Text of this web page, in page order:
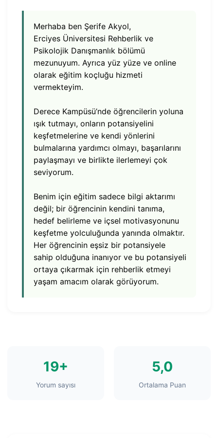
Merhaba ben Şerife Akyol,
Erciyes Üniversitesi Rehberlik ve
Psikolojik Danışmanlık bölümü
mezunuyum. Ayrıca yüz yüze ve online
olarak eğitim koçluğu hizmeti
vermekteyim.
Derece Kampüsü’nde öğrencilerin yoluna
ışık tutmayı, onların potansiyelini
keşfetmelerine ve kendi yönlerini
bulmalarına yardımcı olmayı, başarılarını
paylaşmayı ve birlikte ilerlemeyi çok
seviyorum.
Benim için eğitim sadece bilgi aktarımı
değil; bir öğrencinin kendini tanıma,
hedef belirleme ve içsel motivasyonunu
keşfetme yolculuğunda yanında olmaktır.
Her öğrencinin eşsiz bir potansiyele
sahip olduğuna inanıyor ve bu potansiyeli
ortaya çıkarmak için rehberlik etmeyi
yaşam amacım olarak görüyorum.
19+
Yorum sayısı
5,0
Ortalama Puan